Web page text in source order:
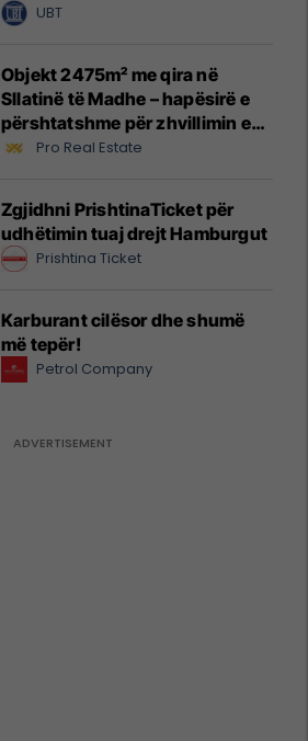
UBT
Objekt 2475m² me qira në
Sllatinë të Madhe – hapësirë e
përshtatshme për zhvillimin e
biznesit #16068
Pro Real Estate
Zgjidhni PrishtinaTicket për
udhëtimin tuaj drejt Hamburgut
Prishtina Ticket
Karburant cilësor dhe shumë
më tepër!
Petrol Company